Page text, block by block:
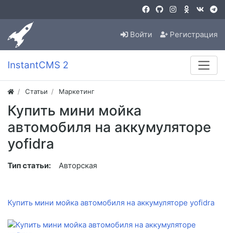
Войти Регистрация
InstantCMS 2
Статьи Маркетинг
Купить мини мойка
автомобиля на аккумуляторе
yofidra
Тип статьи: Авторская
Купить мини мойка автомобиля на аккумуляторе yofidra